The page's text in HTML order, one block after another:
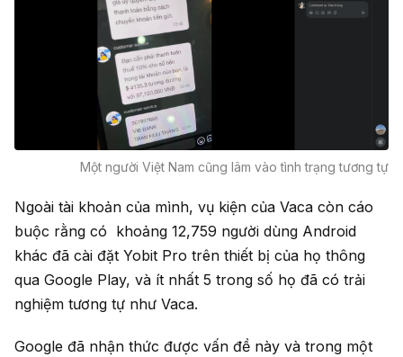
Một người Việt Nam cũng lâm vào tình trạng tương tự
Ngoài tài khoản của mình, vụ kiện của Vaca còn cáo
buộc rằng có khoảng 12,759 người dùng Android
khác đã cài đặt Yobit Pro trên thiết bị của họ thông
qua Google Play, và ít nhất 5 trong số họ đã có trải
nghiệm tương tự như Vaca.
Google đã nhận thức được vấn đề này và trong một